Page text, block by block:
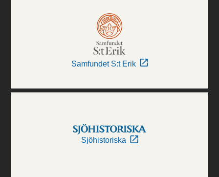
Samfundet S:t Erik
Sjöhistoriska